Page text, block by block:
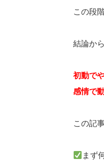
この段
結論か
初動で
感情で
この記
まず